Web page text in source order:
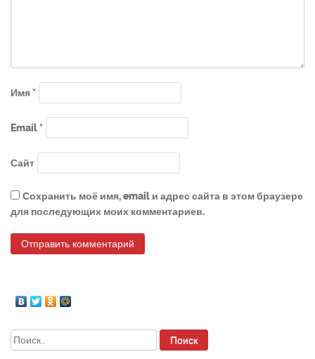
Имя*
Email*
Сайт
Сохранить моё имя, email и адрес сайта в этом браузере
для последующих моих комментариев.
Найти: